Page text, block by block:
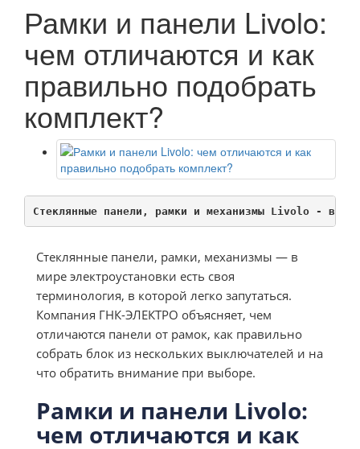
Рамки и панели Livolo:
чем отличаются и как
правильно подобрать
комплект?
Стеклянные панели, рамки и механизмы Livolo -
Стеклянные панели, рамки, механизмы — в
мире электроустановки есть своя
терминология, в которой легко запутаться.
Компания ГНК-ЭЛЕКТРО объясняет, чем
отличаются панели от рамок, как правильно
собрать блок из нескольких выключателей и на
что обратить внимание при выборе.
Рамки и панели Livolo:
чем отличаются и как